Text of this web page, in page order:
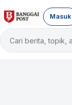
Cari
berita
Masuk